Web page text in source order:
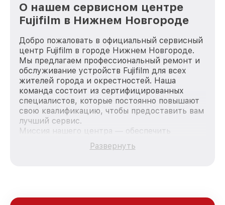
О нашем сервисном центре
Fujifilm в Нижнем Новгороде
Добро пожаловать в официальный сервисный
центр Fujifilm в городе Нижнем Новгороде.
Мы предлагаем профессиональный ремонт и
обслуживание устройств Fujifilm для всех
жителей города и окрестностей. Наша
команда состоит из сертифицированных
специалистов, которые постоянно повышают
свою квалификацию, чтобы предоставить вам
лучший сервис.
Миссия нашего центра — обеспечить
качественный и доступный ремонт для
каждого пользователя продукции Fujifilm, вне
Развернуть